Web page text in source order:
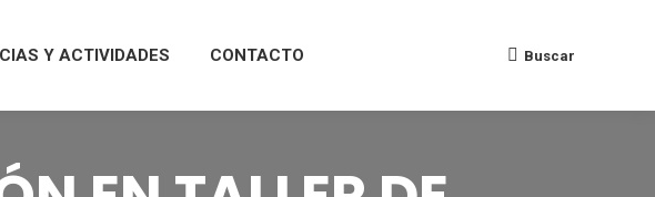
Y ACTIVIDADES CONTACTO Buscar